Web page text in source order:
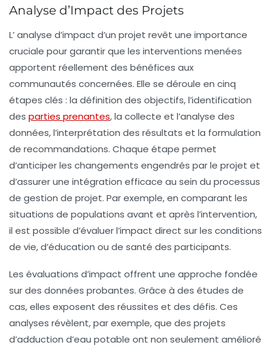
Analyse d’Impact des Projets
L’analyse d’impact d’un projet revêt une importance
cruciale pour garantir que les interventions menées
apportent réellement des bénéfices aux
communautés concernées. Elle se déroule en cinq
étapes clés : la définition des objectifs, l’identification
des parties prenantes, la collecte et l’analyse des
données, l’interprétation des résultats et la formulation
de recommandations. Chaque étape permet
d’anticiper les changements engendrés par le projet et
d’assurer une intégration efficace au sein du processus
de gestion de projet. Par exemple, en comparant les
situations de populations avant et après l’intervention,
il est possible d’évaluer l’impact direct sur les conditions
de vie, d’éducation ou de santé des participants.
Les évaluations d’impact offrent une approche fondée
sur des données probantes. Grâce à des études de
cas, elles exposent des réussites et des défis. Ces
analyses révèlent, par exemple, que des projets
d’adduction d’eau potable ont non seulement amélioré